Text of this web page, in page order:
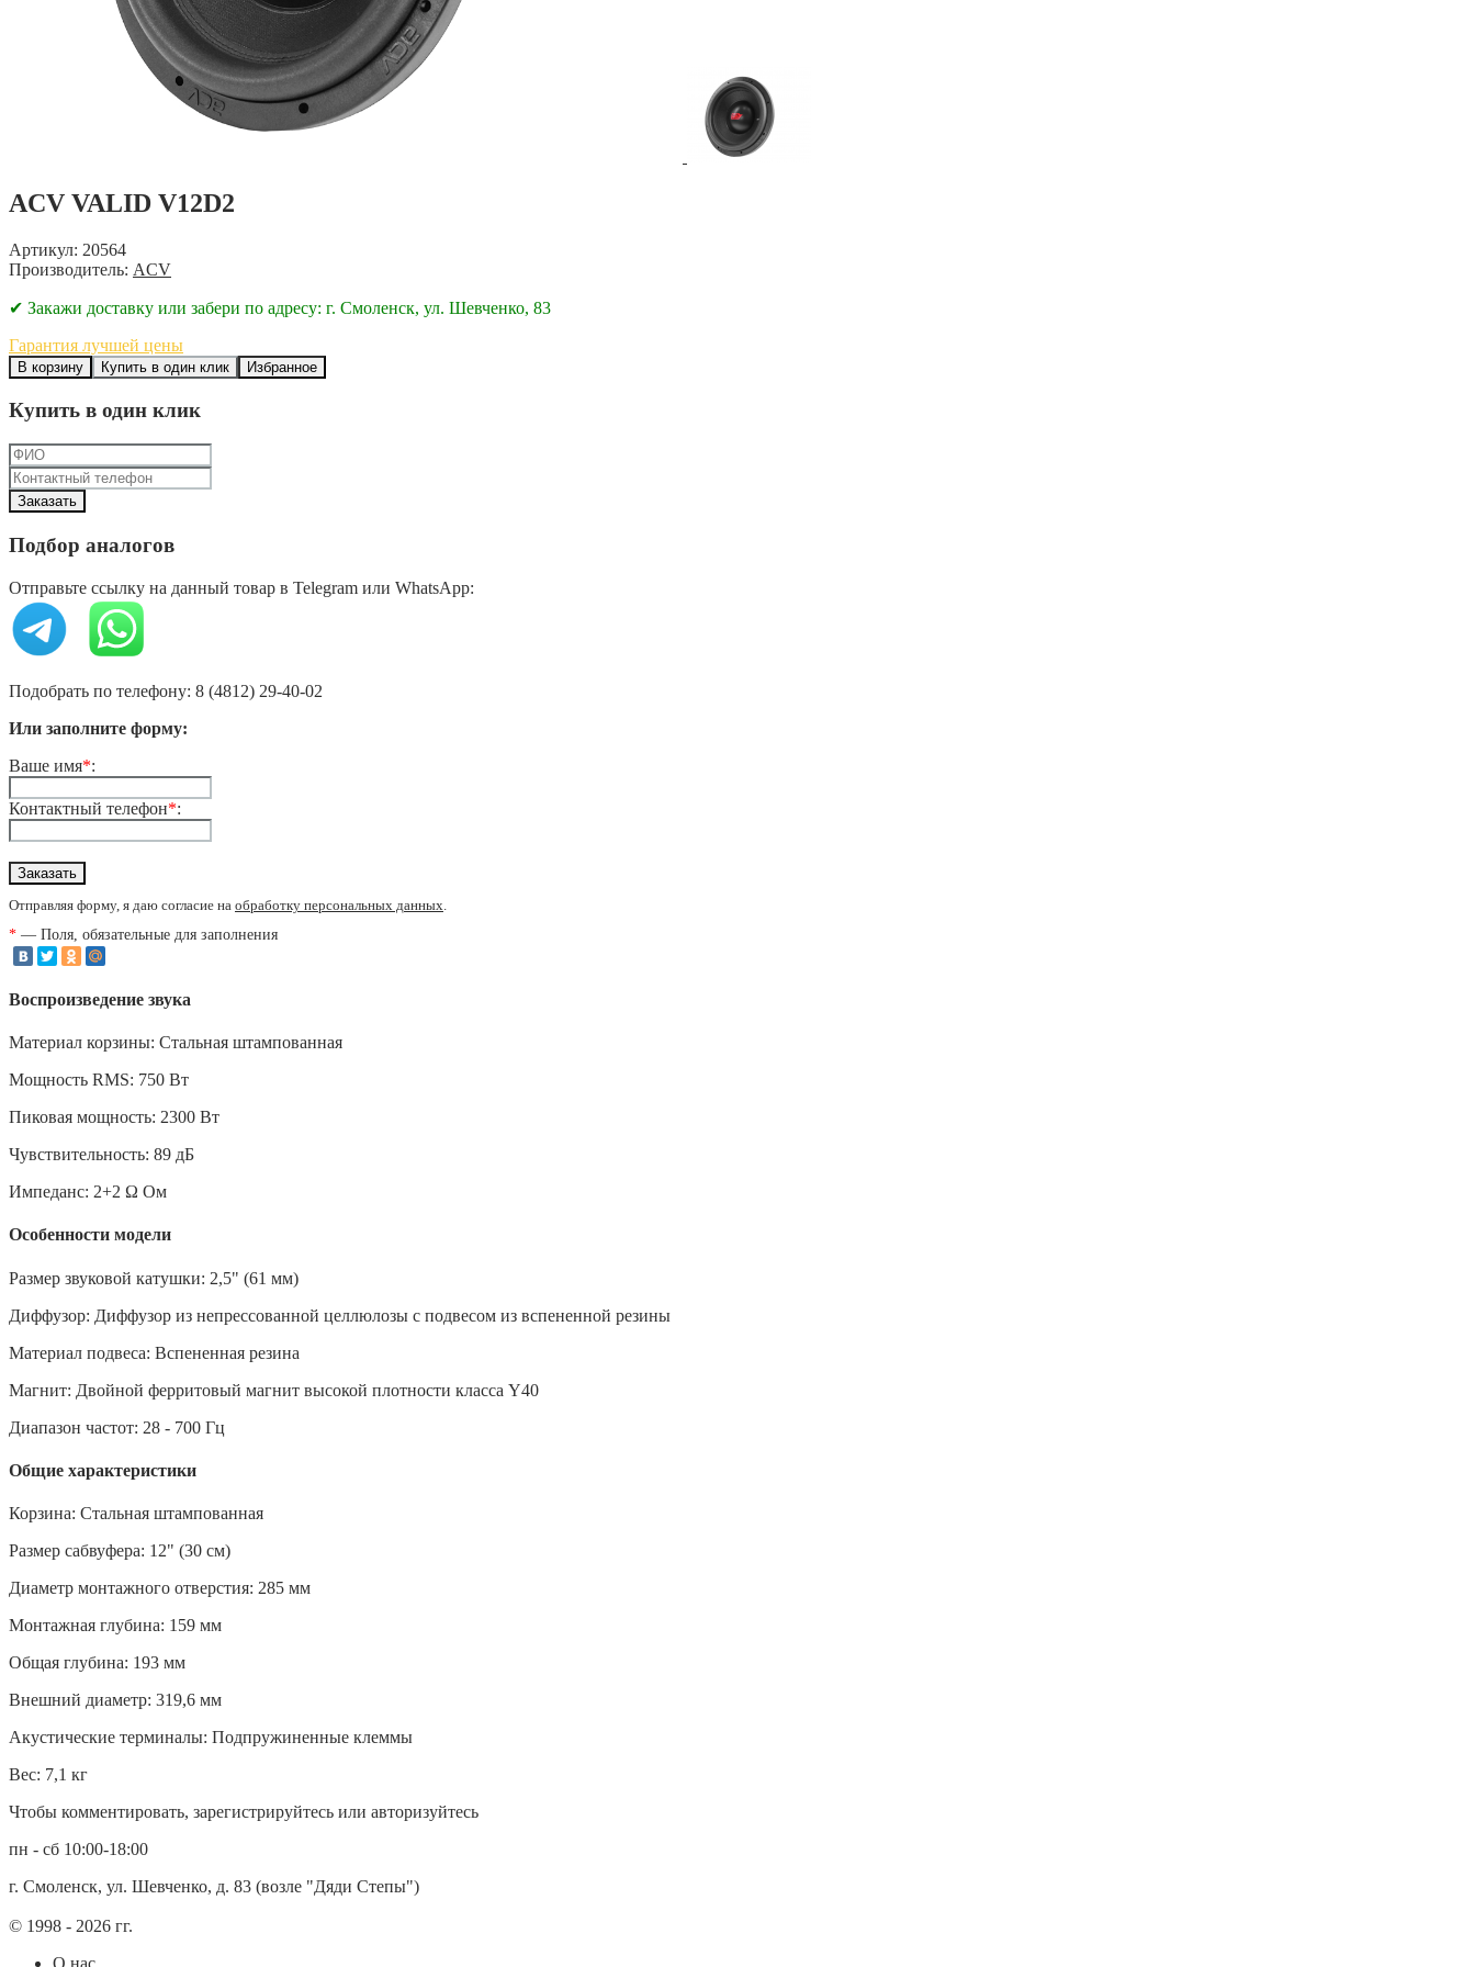
ACV VALID V12D2
Артикул: 20564
Производитель: ACV
✔ Закажи доставку или забери по адресу: г. Смоленск, ул. Шевченко, 83
Гарантия лучшей цены
В корзину Купить в один клик Избранное
Купить в один клик
Подбор аналогов
Отправьте ссылку на данный товар в Telegram или WhatsApp:
Подобрать по телефону: 8 (4812) 29-40-02
Или заполните форму:
Ваше имя*:
Контактный телефон*:
Отправляя форму, я даю согласие на обработку персональных данных.
* — Поля, обязательные для заполнения
Воспроизведение звука
Материал корзины: Стальная штампованная
Мощность RMS: 750 Вт
Пиковая мощность: 2300 Вт
Чувствительность: 89 дБ
Импеданс: 2+2 Ω Ом
Особенности модели
Размер звуковой катушки: 2,5" (61 мм)
Диффузор: Диффузор из непрессованной целлюлозы с подвесом из вспененной резины
Материал подвеса: Вспененная резина
Магнит: Двойной ферритовый магнит высокой плотности класса Y40
Диапазон частот: 28 - 700 Гц
Общие характеристики
Корзина: Стальная штампованная
Размер сабвуфера: 12" (30 см)
Диаметр монтажного отверстия: 285 мм
Монтажная глубина: 159 мм
Общая глубина: 193 мм
Внешний диаметр: 319,6 мм
Акустические терминалы: Подпружиненные клеммы
Вес: 7,1 кг
Чтобы комментировать, зарегистрируйтесь или авторизуйтесь
пн - сб 10:00-18:00
г. Смоленск, ул. Шевченко, д. 83 (возле "Дяди Степы")
© 1998 - 2026 гг.